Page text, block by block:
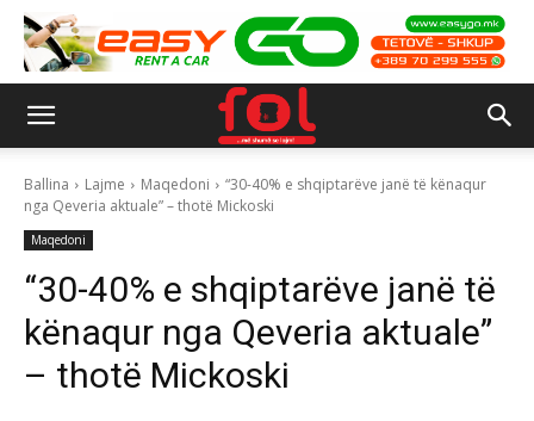
Ballina Lajme Maqedoni
“30-40% e shqiptarëve janë të kënaqur
nga Qeveria aktuale” – thotë Mickoski
Maqedoni
“30-40% e shqiptarëve janë të
kënaqur nga Qeveria aktuale”
– thotë Mickoski